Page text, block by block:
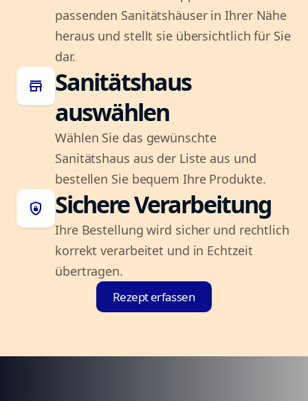
passenden Sanitätshäuser in Ihrer Nähe
heraus und stellt sie übersichtlich für Sie
dar.
store
Sanitätshaus
auswählen
Wählen Sie das gewünschte
Sanitätshaus aus der Liste aus und
bestellen Sie bequem Ihre Produkte.
shield_lock Sichere Verarbeitung
Ihre Bestellung wird sicher und rechtlich
korrekt verarbeitet und in Echtzeit
übertragen.
Rezept erfassen